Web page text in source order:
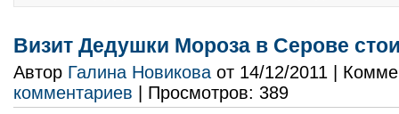
Визит Дедушки Мороза в Серове
Автор Галина Новикова от 14/12/2011 |
комментариев | Просмотров: 389